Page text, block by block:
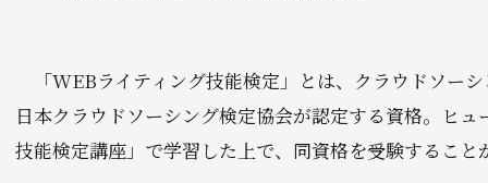
「WEBライティング技能検定」とは、クラウドソー
日本クラウドソーシング検定協会が認定する資格。ヒ
技能検定講座」で学習した上で、同資格を受験すること